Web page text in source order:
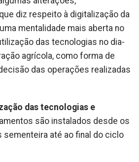
diz respeito à digitalização da
mentalidade mais aberta no
das tecnologias no dia-
agrícola, como forma de
das operações realizadas
das tecnologias e
são instalados desde os
sementeira até ao final do ciclo